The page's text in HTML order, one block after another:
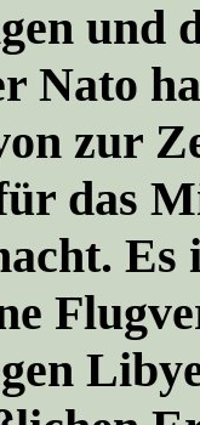
und
Nato
zur
das